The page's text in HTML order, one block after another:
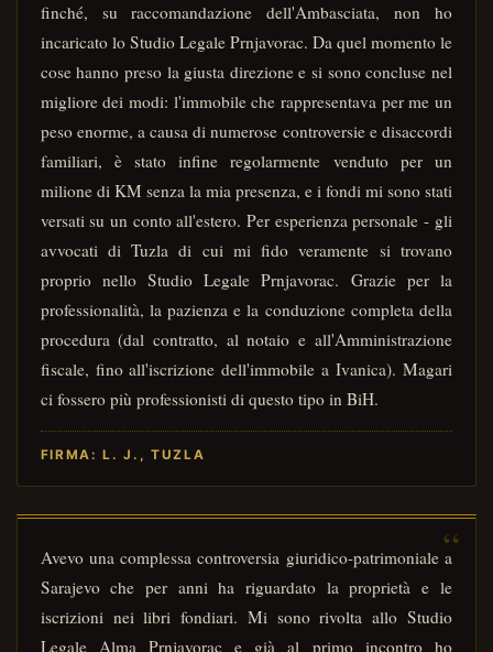
finché, su raccomandazione dell'Ambasciata, non ho
incaricato lo Studio Legale Prnjavorac. Da quel momento le
cose hanno preso la giusta direzione e si sono concluse nel
migliore dei modi: l'immobile che rappresentava per me un
peso enorme, a causa di numerose controversie e disaccordi
familiari, è stato infine regolarmente venduto per un
milione di KM senza la mia presenza, e i fondi mi sono stati
versati su un conto all'estero. Per esperienza personale - gli
avvocati di Tuzla di cui mi fido veramente si trovano
proprio nello Studio Legale Prnjavorac. Grazie per la
professionalità, la pazienza e la conduzione completa della
procedura (dal contratto, al notaio e all'Amministrazione
fiscale, fino all'iscrizione dell'immobile a Ivanica). Magari
ci fossero più professionisti di questo tipo in BiH.
FIRMA: L. J., TUZLA
Avevo una complessa controversia giuridico-patrimoniale a
Sarajevo che per anni ha riguardato la proprietà e le
iscrizioni nei libri fondiari. Mi sono rivolta allo Studio
Legale Alma Prnjavorac e già al primo incontro ho